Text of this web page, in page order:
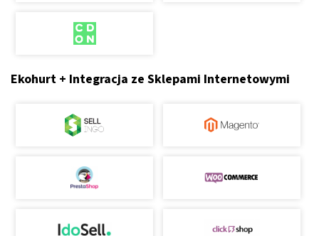
Ekohurt + Integracja ze Sklepami Internetowymi